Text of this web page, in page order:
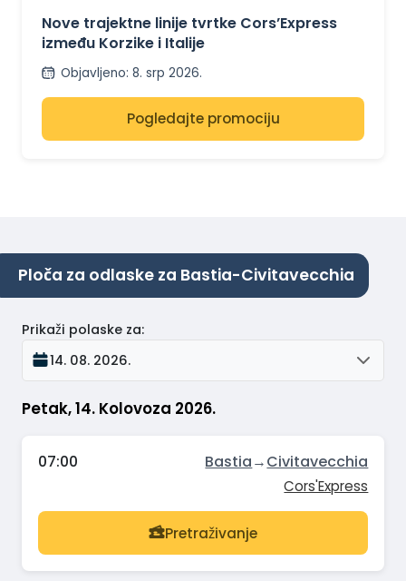
Nove trajektne linije tvrtke Cors’Express
između Korzike i Italije
Objavljeno: 8. srp 2026.
Pogledajte promociju
Ploča za odlaske za Bastia-Civitavecchia
Petak, 14. Kolovoza 2026.
Prikaži polaske za:
14. 08. 2026.
07:00 Bastia→Civitavecchia
Cors'Express
Pretraživanje